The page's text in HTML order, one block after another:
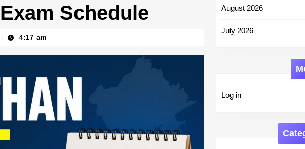
Schedule
4:17 am
August 2026
July 2026
Log in